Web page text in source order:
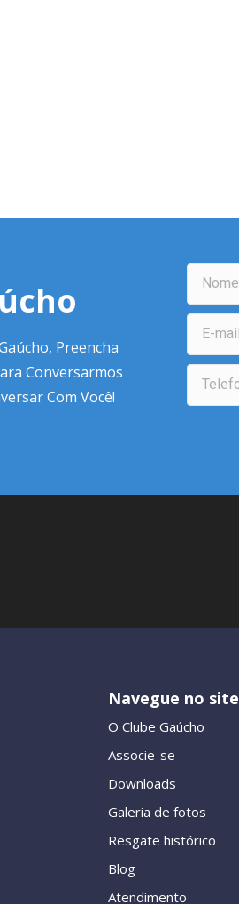
Preencha
Conversarmos
Com Você!
Navegue no site
O Clube Gaúcho
Associe-se
Downloads
Galeria de fotos
Resgate histórico
Blog
Atendimento